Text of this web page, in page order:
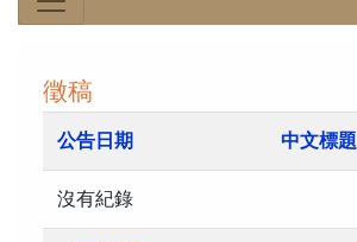
徵稿
公告日期 中文標題
沒有紀錄